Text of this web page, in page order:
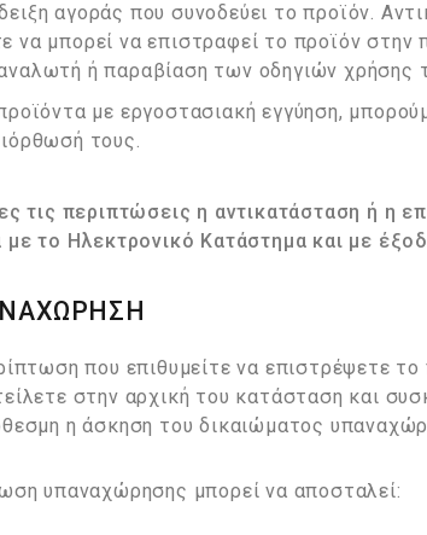
αγοράς που συνοδεύει το προϊόν.
να μπορεί να επιστραφεί το προϊόν στην
ή παραβίαση των οδηγιών χρήσης
με εργοστασιακή εγγύηση,
τους.
τις περιπτώσεις η αντικατάσταση ή η
με το Ηλεκτρονικό Κατάστημα και με
που επιθυμείτε να επιστρέψετε
στην αρχική του κατάσταση και
η άσκηση του δικαιώματος
υπαναχώρησης μπορεί να αποσταλεί: